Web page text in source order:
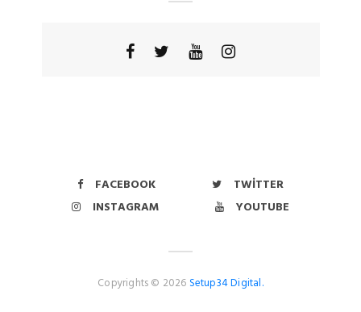
FACEBOOK
TWITTER
INSTAGRAM
YOUTUBE
Copyrights © 2026 Setup34 Digital.